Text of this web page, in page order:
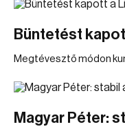
Büntetést
Megtévesztő módon
Magyar Péter: